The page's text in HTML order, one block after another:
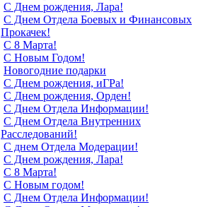
С Днем рождения, Лара!
С Днем Отдела Боевых и Финансовых
Прокачек!
С 8 Марта!
С Новым Годом!
Новогодние подарки
С Днем рождения, иГРа!
С Днем рождения, Орден!
С Днем Отдела Информации!
С Днем Отдела Внутренних
Расследований!
С днем Отдела Модерации!
С Днем рождения, Лара!
С 8 Марта!
С Новым годом!
С Днем Отдела Информации!